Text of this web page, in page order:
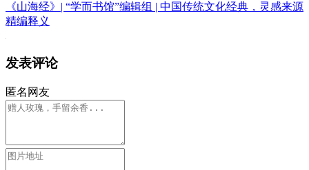
《山海经》| “学而书馆”编辑组 | 中国传统文化经典，灵感来源
精编释义
发表评论
匿名网友